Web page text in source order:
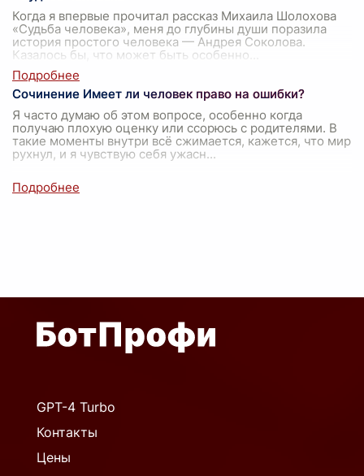
Когда я впервые прочитал рассказ Михаила Шолохова
«Судьба человека», меня до глубины души поразила
история простого человека — Андрея Соколова.
Казалось бы, что может быть особенно
Сочинение Имеет ли человек право на ошибки?
Я часто думаю об этом вопросе, особенно когда
получаю плохую оценку или ссорюсь с родителями. В
такие моменты внутри всё сжимается, кажется, что мир
рухнул, и я чувствую себя ужасн...
GPT-4 Turbo
Контакты
Цены